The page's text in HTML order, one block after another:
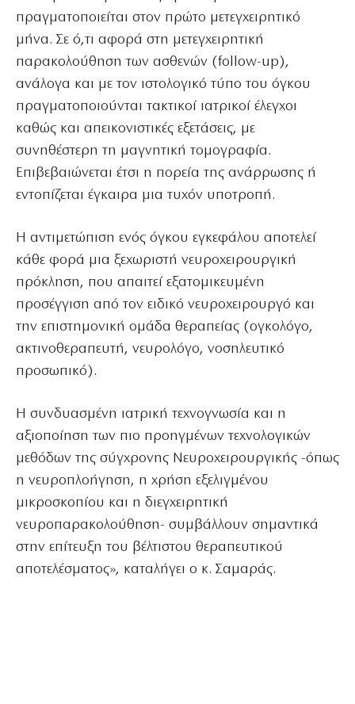
πραγματοποιείται στον πρώτο μετεγχειρητικό
μήνα. Σε ό,τι αφορά στη μετεγχειρητική
παρακολούθηση των ασθενών (follow-up),
ανάλογα και με τον ιστολογικό τύπο του όγκου
πραγματοποιούνται τακτικοί ιατρικοί έλεγχοι
καθώς και απεικονιστικές εξετάσεις, με
συνηθέστερη τη μαγνητική τομογραφία.
Επιβεβαιώνεται έτσι η πορεία της ανάρρωσης ή
εντοπίζεται έγκαιρα μια τυχόν υποτροπή.
Η αντιμετώπιση ενός όγκου εγκεφάλου αποτελεί
κάθε φορά μια ξεχωριστή νευροχειρουργική
πρόκληση, που απαιτεί εξατομικευμένη
προσέγγιση από τον ειδικό νευροχειρουργό και
την επιστημονική ομάδα θεραπείας (ογκολόγο,
ακτινοθεραπευτή, νευρολόγο, νοσηλευτικό
προσωπικό).
Η συνδυασμένη ιατρική τεχνογνωσία και η
αξιοποίηση των πιο προηγμένων τεχνολογικών
μεθόδων της σύγχρονης Νευροχειρουργικής -όπως
η νευροπλοήγηση, η χρήση εξελιγμένου
μικροσκοπίου και η διεγχειρητική
νευροπαρακολούθηση- συμβάλλουν σημαντικά
στην επίτευξη του βέλτιστου θεραπευτικού
αποτελέσματος», καταλήγει ο κ. Σαμαράς.